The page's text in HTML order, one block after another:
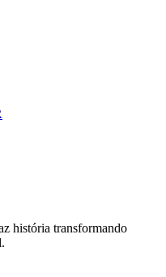
história transformando